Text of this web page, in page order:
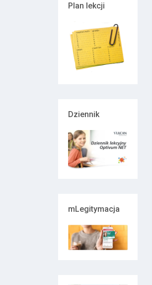
Plan lekcji
Dziennik
mLegitymacja